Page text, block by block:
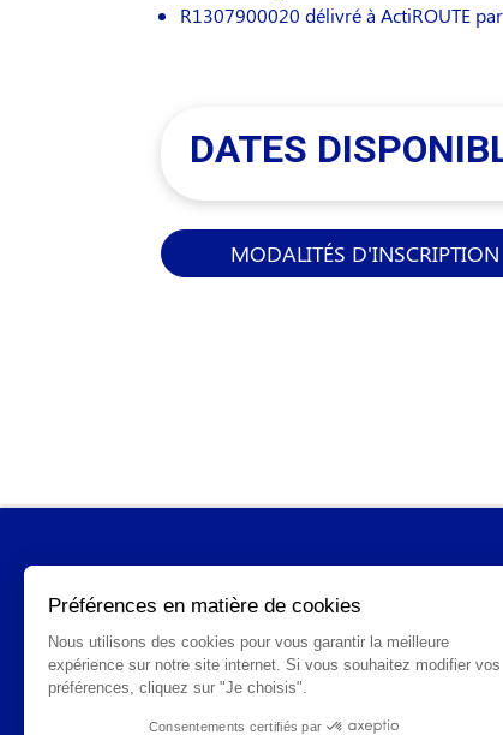
R1307900020 délivré à ActiROUTE
DATES
MODALITÉS D'INSCRIPTION
FAQ
CGV